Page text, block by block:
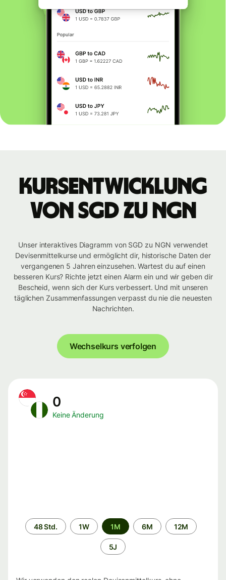
Kursentwicklung
von SGD zu NGN
Unser interaktives Diagramm von SGD zu NGN verwendet
Devisenmittelkurse und ermöglicht dir, historische Daten der
vergangenen 5 Jahren einzusehen. Wartest du auf einen
besseren Kurs? Richte jetzt einen Alarm ein und wir geben dir
Bescheid, wenn sich der Kurs verbessert. Und mit unseren
täglichen Zusammenfassungen verpasst du nie die neuesten
Nachrichten.
Wechselkurs verfolgen
0
Keine Änderung
Zeitraum
48 Std. 1W 1M 6M 12M
5J